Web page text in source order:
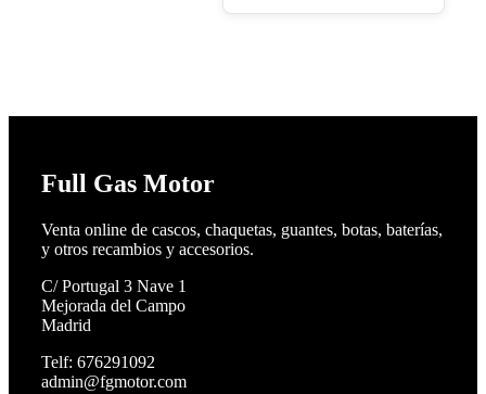
Full Gas Motor
Venta online de cascos, chaquetas, guantes, botas, baterías,
y otros recambios y accesorios.
C/ Portugal 3 Nave 1
Mejorada del Campo
Madrid
Telf: 676291092
admin@fgmotor.com